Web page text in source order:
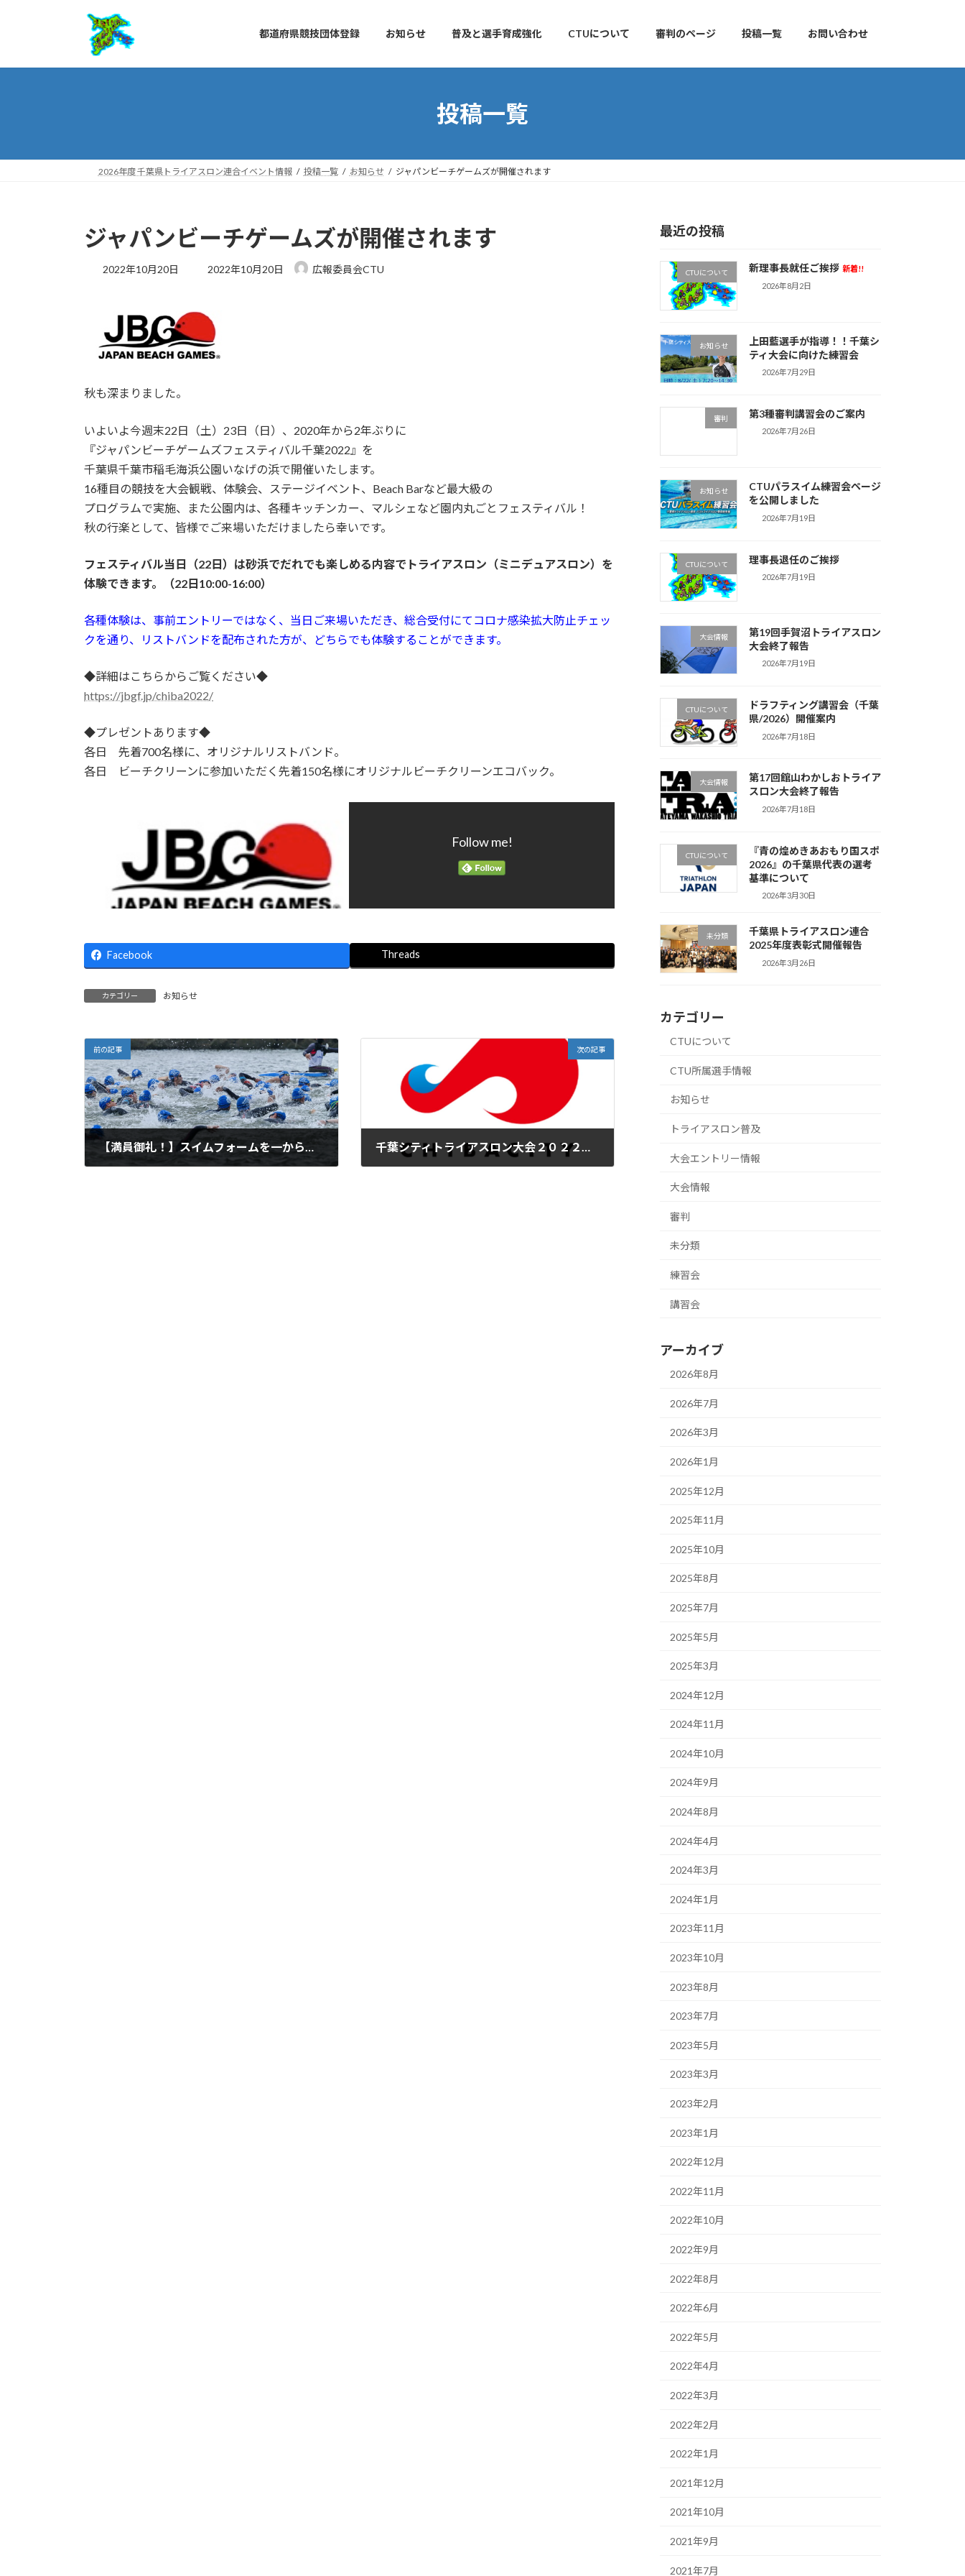
プ
動
都道府県競技団体登録 お知らせ 普及と選手育成強化 CTUについて 審判のページ 投稿一覧 お問い合わせ
投稿一覧
2026年度 千葉県トライアスロン連合イベント情報 投稿一覧 お知らせ ジャパンビーチゲームズが開催されます
ジャパンビーチゲームズが開催されます
2022年10月20日
最
日
時
:
2022年10月20日 広報委員会CTU
秋も深まりました。
いよいよ今週末22日（土）23日（日）、 2020年から2年ぶりに
『ジャパンビーチゲームズフェスティバル千葉2022』を
千葉県千葉市稲毛海浜公園いなげの浜で開催いたします。
16種目の競技を大会観戦、体験会、ステージイベント、 Beach Barなど最大級の
プログラムで実施、また公園内は、各種キッチンカー、 マルシェなど園内丸ごとフェスティバル！
秋の行楽として、皆様でご来場いただけましたら幸いです。
フェスティバル当日（22日）は砂浜でだれでも楽しめる内容でトライアスロン（ミニデュアスロン）を
体験できます。（22日10:00-16:00）
各種体験は、事前エントリーではなく、当日ご来場いただき、総合受付にてコロナ感染拡大防止チェッ
クを通り、リストバンドを配布された方が、どちらでも体験することができます。
◆詳細はこちらからご覧ください◆
https://jbgf.jp/chiba2022/
◆プレゼントあります◆
各日 先着700名様に、オリジナルリストバンド。
各日 ビーチクリーンに参加いただく先着150名様にオリジナルビーチクリーンエコバック。
Follow me!
Facebook Threads
カテゴリー お知らせ
前の記事
【満員御礼！】スイムフォームを一から見直す基礎講座参加者募集
次の記事
千葉シティトライアスロン大会２０２２レース画像をFBで公開しました！
最近の投稿
CTUについて 新理事長就任ご挨拶 新着!!
2026年8月2日
お知らせ
上田藍選手が指導！！千葉シ
ティ大会に向けた練習会
2026年7月29日
審判 第3種審判講習会のご案内
2026年7月26日
お知らせ
CTUパラスイム練習会ページ
を公開しました
2026年7月19日
CTUについて 理事長退任のご挨拶
2026年7月19日
大会情報
第19回手賀沼トライアスロン
大会終了報告
2026年7月19日
CTUについて
ドラフティング講習会（千葉
県/2026）開催案内
2026年7月18日
大会情報
第17回館山わかしおトライア
スロン大会終了報告
2026年7月18日
CTUについて
『青の煌めきあおもり国スポ
2026』の千葉県代表の選考
基準について
2026年3月30日
未分類
千葉県トライアスロン連合
2025年度表彰式開催報告
2026年3月26日
カテゴリー
CTUについて
CTU所属選手情報
お知らせ
トライアスロン普及
大会エントリー情報
大会情報
審判
未分類
練習会
講習会
アーカイブ
2026年8月
2026年7月
2026年3月
2026年1月
2025年12月
2025年11月
2025年10月
2025年8月
2025年7月
2025年5月
2025年3月
2024年12月
2024年11月
2024年10月
2024年9月
2024年8月
2024年4月
2024年3月
2024年1月
2023年11月
2023年10月
2023年8月
2023年7月
2023年5月
2023年3月
2023年2月
2023年1月
2022年12月
2022年11月
2022年10月
2022年9月
2022年8月
2022年6月
2022年5月
2022年4月
2022年3月
2022年2月
2022年1月
2021年12月
2021年10月
2021年9月
2021年7月